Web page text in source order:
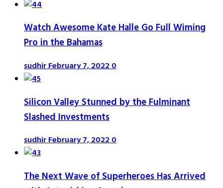
Watch Awesome Kate Halle Go Full Wiming
Pro in the Bahamas
sudhirFebruary 7, 20220
Silicon Valley Stunned by the Fulminant
Slashed Investments
sudhirFebruary 7, 20220
The Next Wave of Superheroes Has Arrived